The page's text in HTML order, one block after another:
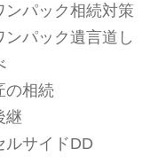
ンパック相続対策
ンパック遺言道し
の相続
継
ルサイドDD